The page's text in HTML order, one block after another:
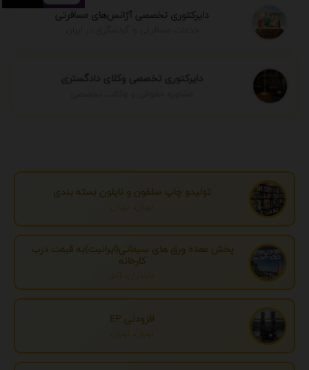
دایرکتوری تخصصی آژانس‌های مسافرتی
دایرکتوری تخصصی وکلای دادگستری
تولیدو چاپ سلفون و نایلون بسته بندی
تهران، تهران
پخش عمده ورق های سیمانی(ایرانیت)به قیمت درب
کارخانه
مازندران، آمل
افزودنی EP
تهران، تهران